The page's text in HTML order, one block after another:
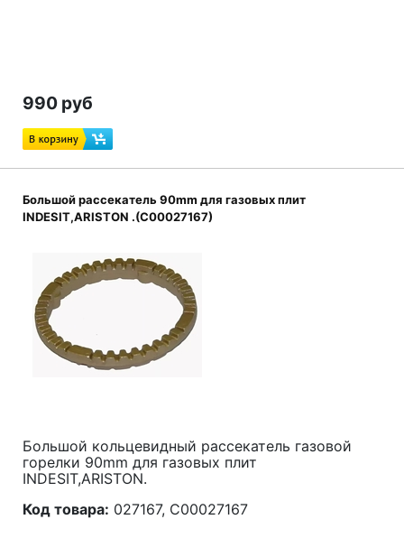
990 руб
Большой рассекатель 90mm для газовых плит
INDESIT,ARISTON .(C00027167)
Большой кольцевидный рассекатель газовой
горелки 90mm для газовых плит
INDESIT,ARISTON.
Код товара: 027167, C00027167